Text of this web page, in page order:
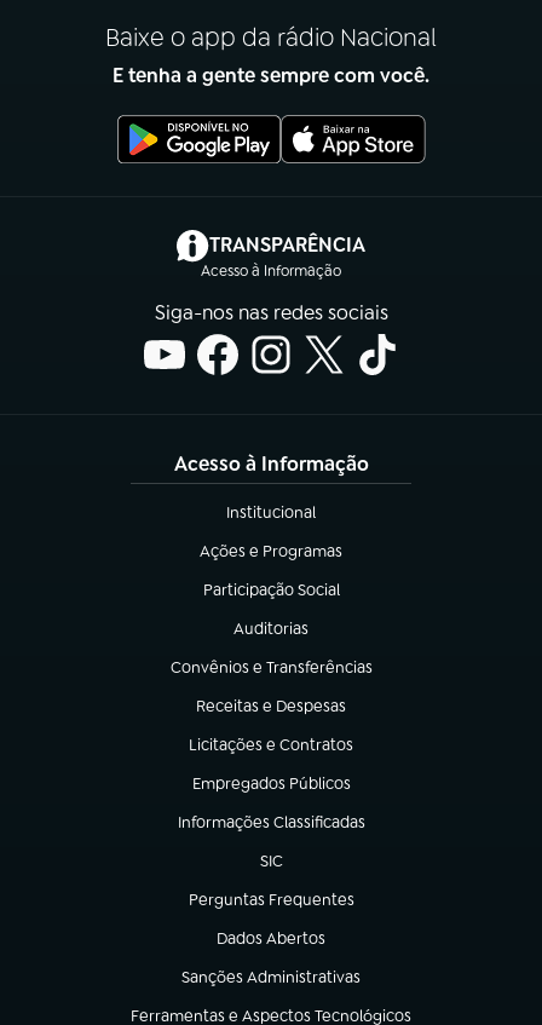
Baixe o app da rádio Nacional
E tenha a gente sempre com você.
TRANSPARÊNCIA
Acesso à Informação
(abre em nova aba)
Siga-nos nas redes sociais
Acesso à Informação
Institucional
(abre em nova aba)
Ações e Programas
(abre em nova aba)
Participação Social
(abre em nova aba)
Auditorias
(abre em nova aba)
Convênios e Transferências
(abre em nova aba)
Receitas e Despesas
(abre em nova aba)
Licitações e Contratos
(abre em nova aba)
Empregados Públicos
(abre em nova aba)
Informações Classificadas
(abre em nova aba)
SIC
(abre em nova aba)
Perguntas Frequentes
(abre em nova aba)
Dados Abertos
(abre em nova aba)
Sanções Administrativas
(abre em nova aba)
Ferramentas e Aspectos Tecnológicos